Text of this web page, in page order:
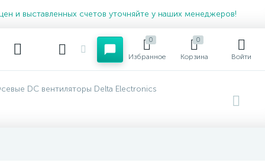
и выставленных счетов уточняйте у наших менеджеров!
0
Избранное
0
Корзина Войти
DC вентиляторы Delta Electronics